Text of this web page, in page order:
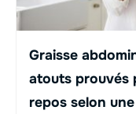
Graisse
atouts prouvés
repos selon